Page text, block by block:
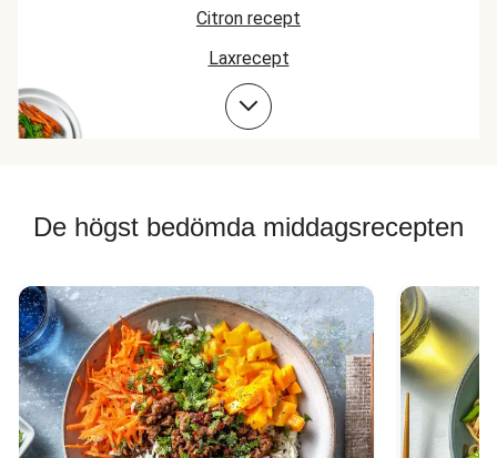
Citron recept
Laxrecept
Baconrecept
De högst bedömda middagsrecepten